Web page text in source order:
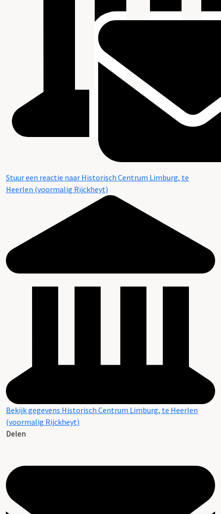
Stuur een reactie naar Historisch Centrum Limburg, te
Heerlen (voormalig Rijckheyt)
Bekijk gegevens Historisch Centrum Limburg, te Heerlen
(voormalig Rijckheyt)
Delen